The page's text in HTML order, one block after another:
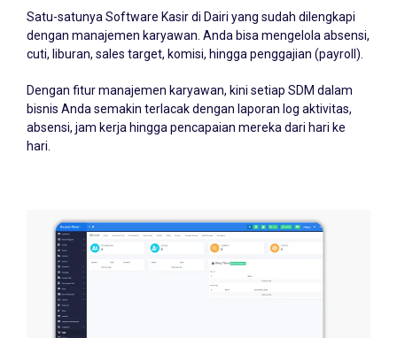
dengan manajemen karyawan. Anda bisa mengelola absensi,
cuti, liburan, sales target, komisi, hingga penggajian (payroll).
bisnis Anda semakin terlacak dengan laporan log aktivitas,
absensi, jam kerja hingga pencapaian mereka dari hari ke
hari.